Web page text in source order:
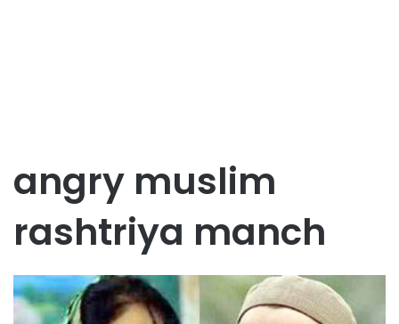
angry muslim
rashtriya manch